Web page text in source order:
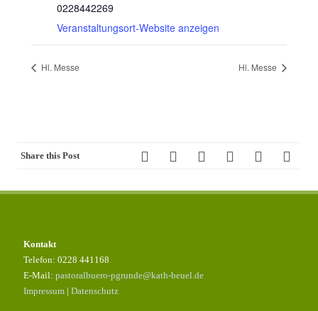
0228442269
Veranstaltungsort-Website anzeigen
Hl. Messe Hl. Messe
Share this Post
Kontakt
Telefon: 0228 441168
E-Mail: pastoralbuero-pgrunde@kath-beuel.de
Impressum | Datenschutz